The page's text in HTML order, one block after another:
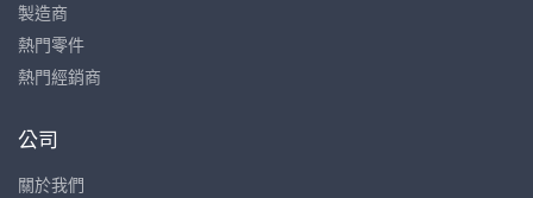
製造商
熱門零件
熱門經銷商
公司
關於我們